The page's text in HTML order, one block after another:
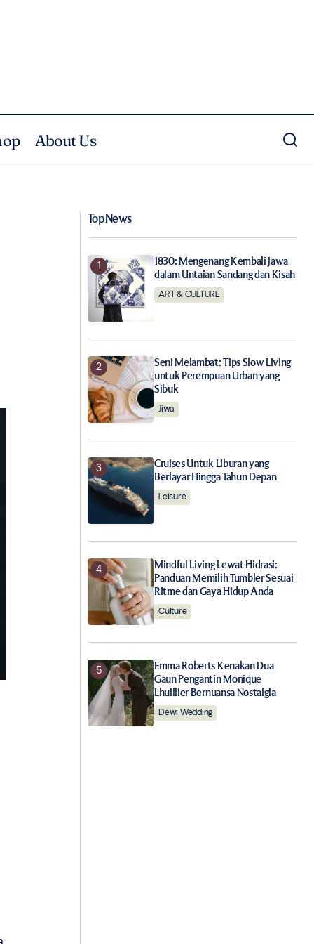
About Us
Top News
1830: Mengenang Kembali Jawa
dalam Untaian Sandang dan Kisah
ART & CULTURE
Seni Melambat: Tips Slow Living
untuk Perempuan Urban yang
Sibuk
Jiwa
Cruises Untuk Liburan yang
Berlayar Hingga Tahun Depan
Leisure
Mindful Living Lewat Hidrasi:
Panduan Memilih Tumbler Sesuai
Ritme dan Gaya Hidup Anda
Culture
Emma Roberts Kenakan Dua
Gaun Pengantin Monique
Lhuillier Bernuansa Nostalgia
Dewi Wedding